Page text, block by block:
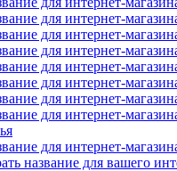
для интернет-
для интернет-
для интернет-
для интернет-
для интернет-
для интернет-
для интернет-
для интернет-
название для вашего